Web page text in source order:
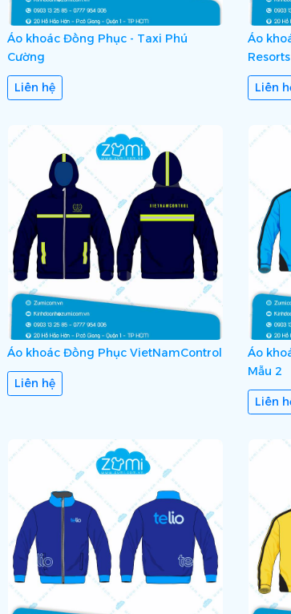
Áo khoác Đồng Phục - Taxi Phú
Cường
Liên hệ
Áo
Resorts
Liên
Áo khoác Đồng Phục VietNamControl
Liên hệ
Áo
Mẫu 2
Liên